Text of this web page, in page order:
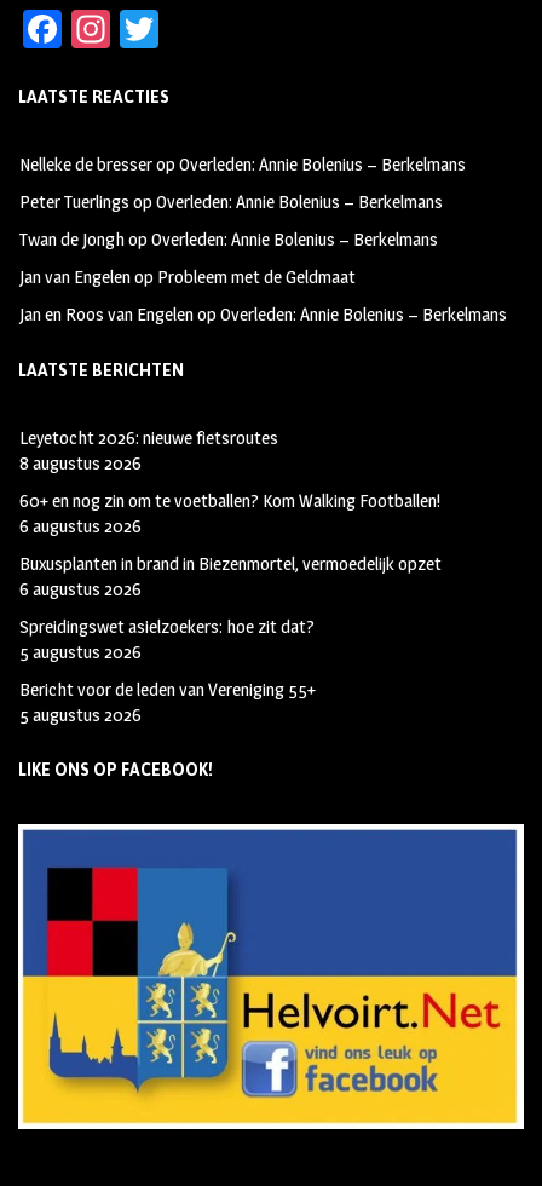
Fa
b
oo
k
In
ag
m
tt
LAATSTE REACTIES
Nelleke de bresseropOverleden: Annie Bolenius – Berkelmans
Peter Tuerlings opOverleden: Annie Bolenius – Berkelmans
Twan de JonghopOverleden: Annie Bolenius – Berkelmans
Jan van Engelenop Probleem met de Geldmaat
Jan en Roos van EngelenopOverleden: Annie Bolenius – Berkelmans
LAATSTE BERICHTEN
Leyetocht 2026: nieuwe fietsroutes
8 augustus 2026
60+ en nog zin om te voetballen? Kom Walking Footballen!
6 augustus 2026
Buxusplanten in brand in Biezenmortel, vermoedelijk opzet
6 augustus 2026
Spreidingswet asielzoekers: hoe zit dat?
5 augustus 2026
Bericht voor de leden van Vereniging 55+
5 augustus 2026
LIKE ONS OP FACEBOOK!